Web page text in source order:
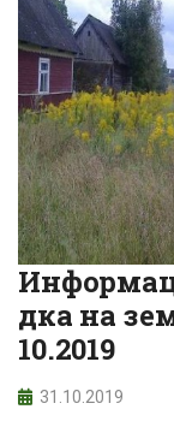
дка на
10.2019
31.10.2019